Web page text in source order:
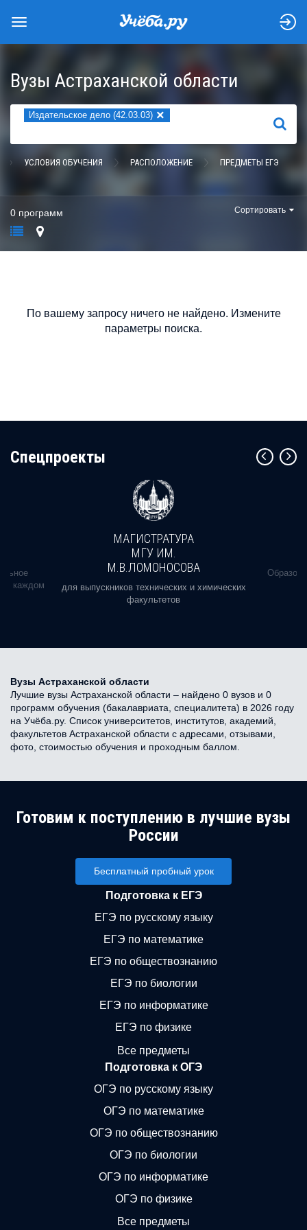
Вузы Астраханской области
Издательское дело (42.03.03) ×
НАЙТИ
УСЛОВИЯ ОБУЧЕНИЯ РАСПОЛОЖЕНИЕ ПРЕДМЕТЫ ЕГЭ
0 программ Сортировать
По вашему запросу ничего не найдено. Измените
параметры поиска.
Cпецпроекты
в каждом
МАГИСТРАТУРА
МГУ ИМ.
М.В.ЛОМОНОСОВА
для выпускников технических и химических
факультетов
Вузы Астраханской области
Лучшие вузы Астраханской области – найдено 0 вузов и 0
программ обучения (бакалавриата, специалитета) в 2026 году
на Учёба.ру. Список университетов, институтов, академий,
факультетов Астраханской области с адресами, отзывами,
фото, стоимостью обучения и проходным баллом.
Готовим к поступлению в лучшие вузы
России
Бесплатный пробный урок
Подготовка к ЕГЭ
ЕГЭ по русскому языку
ЕГЭ по математике
ЕГЭ по обществознанию
ЕГЭ по биологии
ЕГЭ по информатике
ЕГЭ по физике
Все предметы
Подготовка к ОГЭ
ОГЭ по русскому языку
ОГЭ по математике
ОГЭ по обществознанию
ОГЭ по биологии
ОГЭ по информатике
ОГЭ по физике
Все предметы